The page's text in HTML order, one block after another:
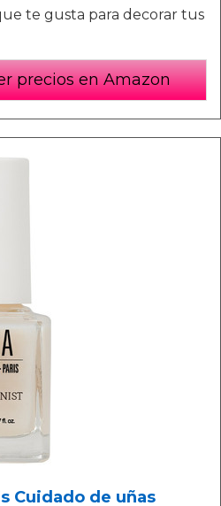
te gusta para decorar tus
precios en Amazon
Cuidado de uñas